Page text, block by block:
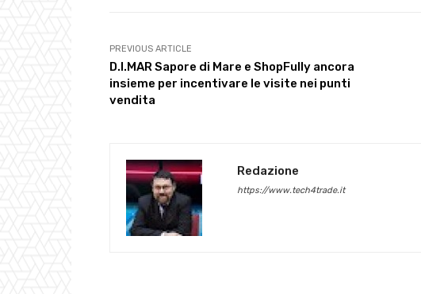
PREVIOUS ARTICLE
D.I.MAR Sapore di Mare e ShopFully ancora
insieme per incentivare le visite nei punti
vendita
Redazione
https://www.tech4trade.it